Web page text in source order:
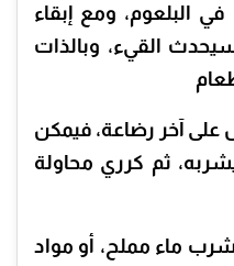
البلعوم، ومع إبقاء
القيء، وبالذات
آخر رضاعة، فيمكن
ثم كرري محاولة
ماء مملح، أو مواد